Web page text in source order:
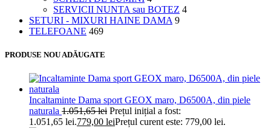
SERVICII NUNTA sau BOTEZ 4
SETURI - MIXURI HAINE DAMA 9
TELEFOANE 469
PRODUSE NOU ADĂUGATE
Incaltaminte Dama sport GEOX maro, D6500A, din piele
naturala 1.051,65lei Prețul inițial a fost:
1.051,65 lei.779,00 leiPrețul curent este: 779,00 lei.